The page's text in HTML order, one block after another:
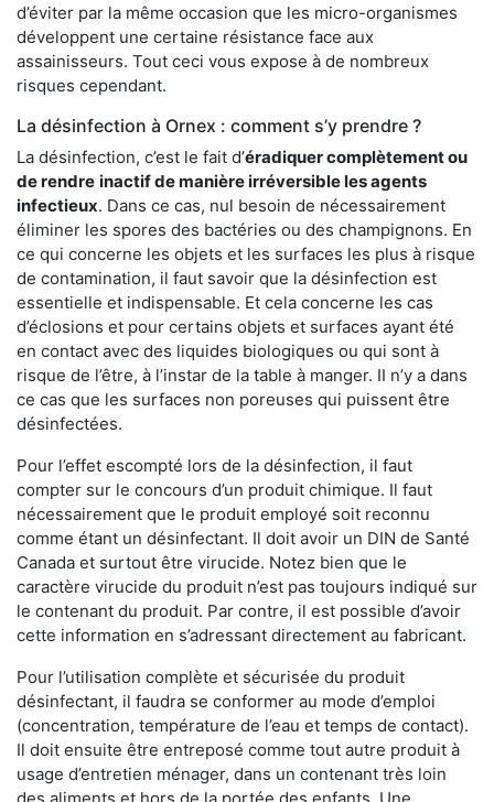
d’éviter par la même occasion que les micro-organismes
développent une certaine résistance face aux
assainisseurs. Tout ceci vous expose à de nombreux
risques cependant.
La désinfection à Ornex : comment s’y prendre ?
La désinfection, c’est le fait d’éradiquer complètement ou
de rendre inactif de manière irréversible les agents
infectieux. Dans ce cas, nul besoin de nécessairement
éliminer les spores des bactéries ou des champignons. En
ce qui concerne les objets et les surfaces les plus à risque
de contamination, il faut savoir que la désinfection est
essentielle et indispensable. Et cela concerne les cas
d’éclosions et pour certains objets et surfaces ayant été
en contact avec des liquides biologiques ou qui sont à
risque de l’être, à l’instar de la table à manger. II n’y a dans
ce cas que les surfaces non poreuses qui puissent être
désinfectées.
Pour l’effet escompté lors de la désinfection, il faut
compter sur le concours d’un produit chimique. Il faut
nécessairement que le produit employé soit reconnu
comme étant un désinfectant. Il doit avoir un DIN de Santé
Canada et surtout être virucide. Notez bien que le
caractère virucide du produit n’est pas toujours indiqué sur
le contenant du produit. Par contre, il est possible d’avoir
cette information en s’adressant directement au fabricant.
Pour l’utilisation complète et sécurisée du produit
désinfectant, il faudra se conformer au mode d’emploi
(concentration, température de l’eau et temps de contact).
Il doit ensuite être entreposé comme tout autre produit à
usage d’entretien ménager, dans un contenant très loin